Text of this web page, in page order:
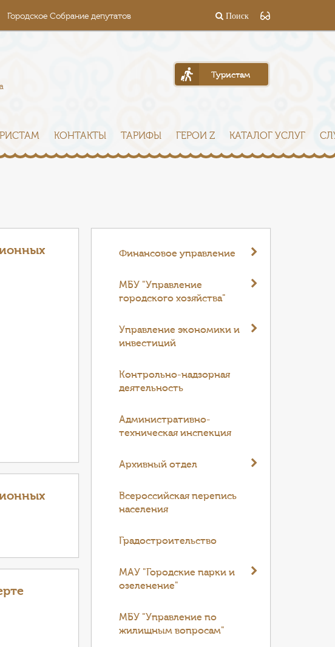
Городское Собрание депутатов Поиск
Туристам
КОНТАКТЫ ТАРИФЫ ГЕРОИ Z КАТАЛОГ УСЛУГ
Финансовое управление
МБУ "Управление
городского хозяйства"
Управление экономики и
инвестиций
Контрольно-надзорная
деятельность
Административно-
техническая инспекция
Архивный отдел
Всероссийская перепись
населения
Градостроительство
МАУ "Городские парки и
озеленение"
МБУ "Управление по
жилищным вопросам"